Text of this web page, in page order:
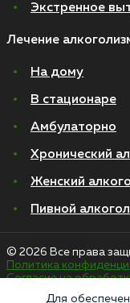
Экстренное
Лечение
На дому
В стационаре
Амбулаторно
Хронический
Женский
Пивной
© 2026 Все права
Политика
Согласие на
Для